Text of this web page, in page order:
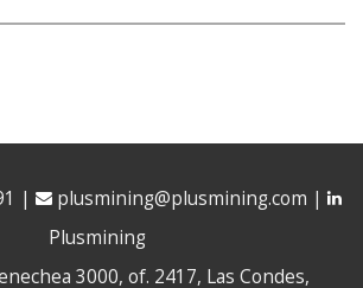
| plusmining@plusmining.com |
Plusmining
3000, of. 2417, Las Condes,